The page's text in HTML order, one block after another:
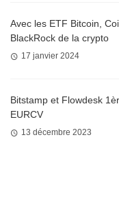
Avec les ETF Bitcoin,
BlackRock de la crypto
17 janvier 2024
Bitstamp et Flowdesk
EURCV
13 décembre 2023